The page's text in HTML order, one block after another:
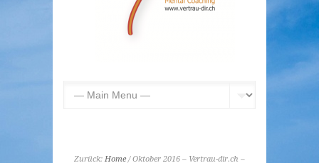
Zurück: Home/ Oktober 2016 – Vertrau-dir.ch –